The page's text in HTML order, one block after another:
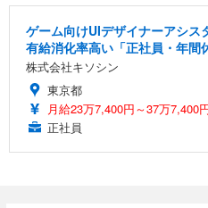
ゲーム向けUIデザイナーアシス
有給消化率高い「正社員・年間
株式会社キソシン
東京都
月給23万7,400円～37万7,400
正社員